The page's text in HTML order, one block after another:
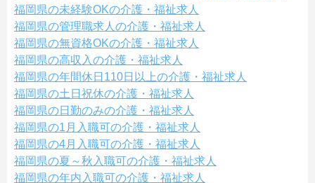
福岡県の未経験OKの介護・福祉求人
福岡県の管理職求人の介護・福祉求人
福岡県の無資格OKの介護・福祉求人
福岡県の高収入の介護・福祉求人
福岡県の年間休日110日以上の介護・福祉求人
福岡県の土日祝休の介護・福祉求人
福岡県の日勤のみの介護・福祉求人
福岡県の1月入職可の介護・福祉求人
福岡県の4月入職可の介護・福祉求人
福岡県の夏～秋入職可の介護・福祉求人
福岡県の年内入職可の介護・福祉求人